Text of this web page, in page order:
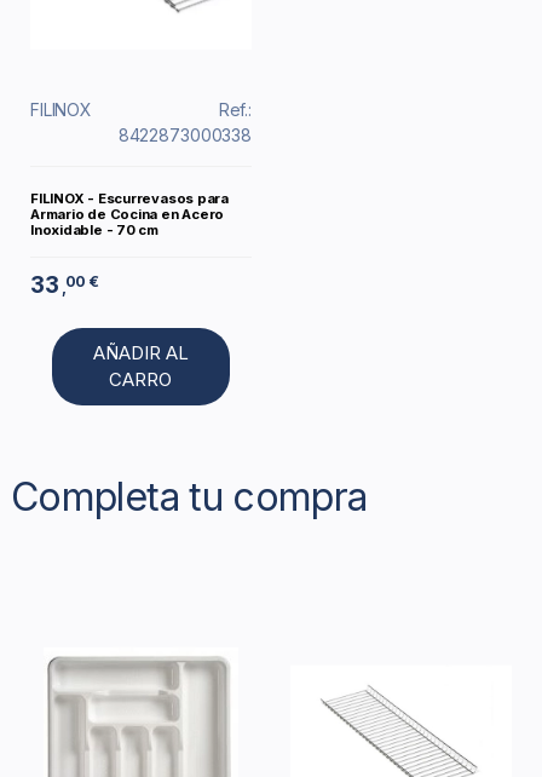
FILINOX
Ref.:
8422873000338
FILINOX - Escurrevasos para
Armario de Cocina en Acero
Inoxidable - 70 cm
33 00 €
AÑADIR AL
CARRO
Completa tu compra